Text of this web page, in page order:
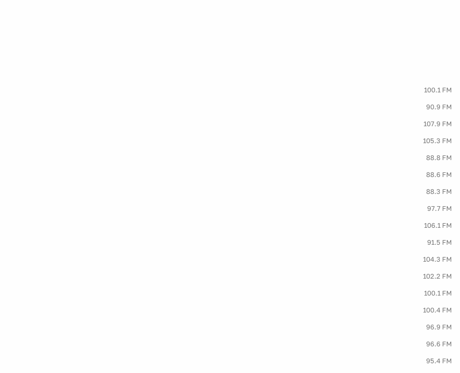
100.1 FM
90.9 FM
107.9 FM
105.3 FM
88.8 FM
88.6 FM
88.3 FM
97.7 FM
106.1 FM
91.5 FM
104.3 FM
102.2 FM
100.1 FM
100.4 FM
96.9 FM
96.6 FM
95.4 FM